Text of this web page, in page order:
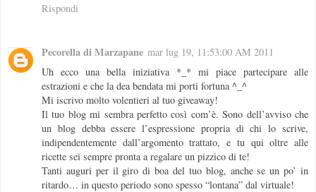
Rispondi
Pecorella di Marzapane mar lug 19, 11:53:00 AM 2011
Uh ecco una bella iniziativa *_* mi piace partecipare alle
estrazioni e che la dea bendata mi porti fortuna ^_^
Mi iscrivo molto volentieri al tuo giveaway!
Il tuo blog mi sembra perfetto così com’è. Sono dell’avviso che
un blog debba essere l’espressione propria di chi lo scrive,
indipendentemente dall’argomento trattato, e tu qui oltre alle
ricette sei sempre pronta a regalare un pizzico di te!
Tanti auguri per il giro di boa del tuo blog, anche se un po’ in
ritardo… in questo periodo sono spesso “lontana” dal virtuale!